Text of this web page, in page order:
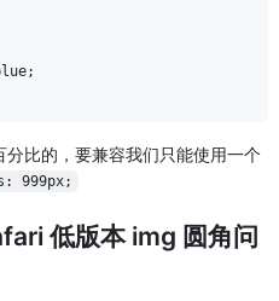
比的，要兼容我们只能使用一个
999px;
低版本 img 圆角问